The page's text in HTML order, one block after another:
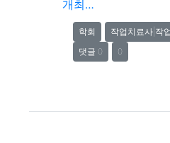
개최…
학회 작업치료사|작
댓글 0
0